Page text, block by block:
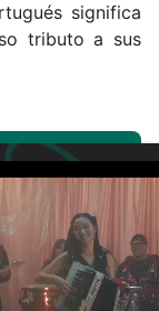
significa
tributo a sus